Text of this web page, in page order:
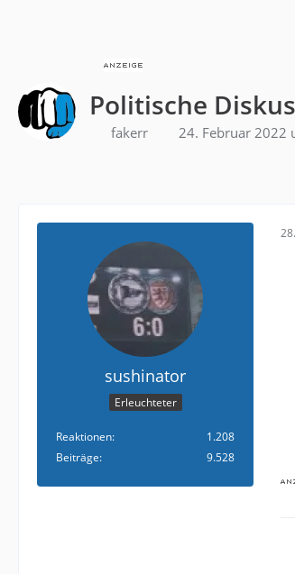
Politische
fakerr 24. Februar 2022
sushinator
Erleuchteter
Reaktionen
1.208
Beiträge
9.528